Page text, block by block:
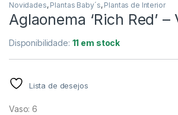
Novidades, Plantas Baby´s, Plantas de Interior
Aglaonema ‘Rich Red’ –
Disponibilidade: 11 em stock
Lista de desejos
Vaso: 6